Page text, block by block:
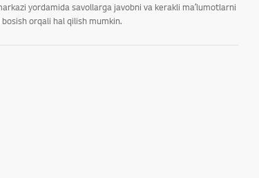
yordamida savollarga javobni va kerakli maʼlumotlarni
orqali hal qilish mumkin.